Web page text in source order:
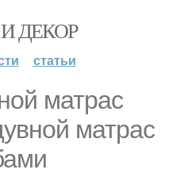
ДЕКОР
статьи
матрас
матрас